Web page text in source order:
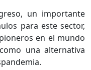
un importante
para este sector,
en el mundo
una alternativa